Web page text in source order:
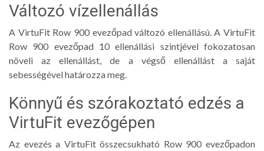
Változó vízellenállás
A VirtuFit Row 900 evezőpad változó ellenállású. A VirtuFit
Row 900 evezőpad 10 ellenállási szintjével fokozatosan
növeli az ellenállást, de a végső ellenállást a saját
sebességével határozza meg.
Könnyű és szórakoztató edzés a
VirtuFit evezőgépen
Az evezés a VirtuFit összecsukható Row 900 evezőpadon